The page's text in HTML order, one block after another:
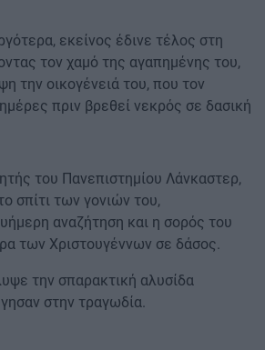
εκείνος έδινε τέλος στη
τον χαμό της αγαπημένης του,
την οικογένειά του, που τον
πριν βρεθεί νεκρός σε δασική
του Πανεπιστημίου Λάνκαστερ,
σπίτι των γονιών του,
αναζήτηση και η σορός του
των Χριστουγέννων σε δάσος.
την σπαρακτική αλυσίδα
στην τραγωδία.